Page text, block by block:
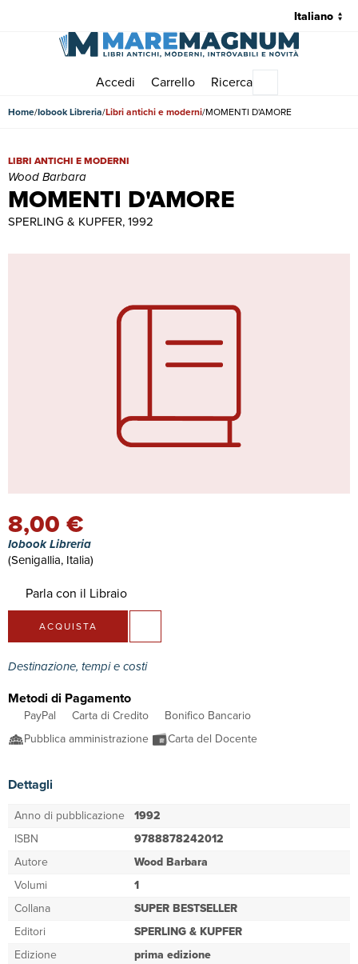
Accedi Carrello Ricerca
Home Iobook Libreria Libri antichi e moderni MOMENTI D'AMORE
MOMENTI D'AMORE
MOMENTI D'AMORE | Libri antichi e moderni | Wood Barbara
LIBRI ANTICHI E MODERNI
Wood Barbara
SPERLING & KUPFER, 1992
8,00 €
Iobook Libreria
(Senigallia, Italia)
Parla con il Libraio
ACQUISTA
Destinazione, tempi e costi
Metodi di Pagamento
PayPal Carta di Credito
Bonifico Bancario
Pubblica amministrazione
Carta del Docente
Dettagli
Anno di pubblicazione 1992
ISBN
9788878242012
Autore
Wood Barbara
Volumi
1
Collana
SUPER BESTSELLER
Editori
SPERLING & KUPFER
Edizione
prima edizione